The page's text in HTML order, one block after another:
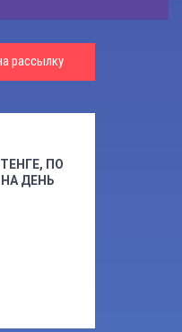
рассылку
ПО
ДЕНЬ